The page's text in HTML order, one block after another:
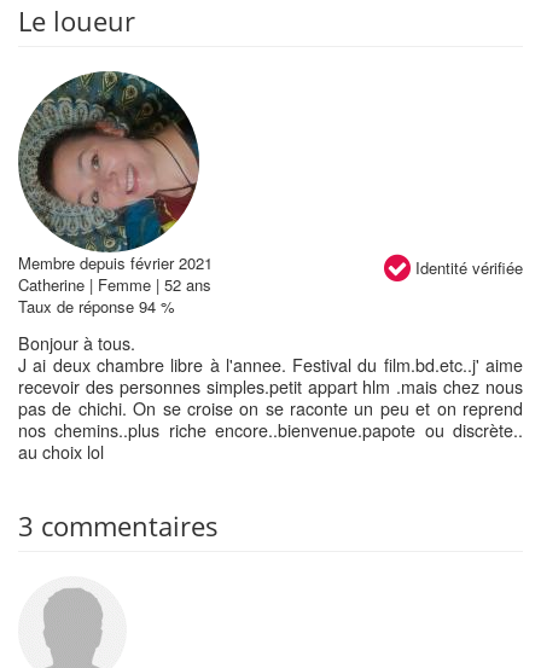
Le loueur
Identité vérifiée
Membre depuis février 2021
Catherine | Femme | 52 ans
Taux de réponse 94 %
Bonjour à tous.
J ai deux chambre libre à l'annee. Festival du film.bd.etc..j' aime
recevoir des personnes simples.petit appart hlm .mais chez nous
pas de chichi. On se croise on se raconte un peu et on reprend
nos chemins..plus riche encore..bienvenue.papote ou discrète..
au choix lol
3 commentaires